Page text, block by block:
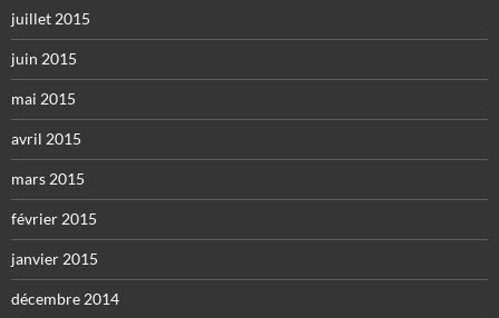
juillet 2015
juin 2015
mai 2015
avril 2015
mars 2015
février 2015
janvier 2015
décembre 2014